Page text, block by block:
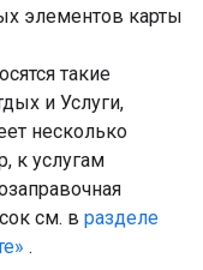
элементов карты
такие
и Услуги,
несколько
к услугам
см. в разделе
.